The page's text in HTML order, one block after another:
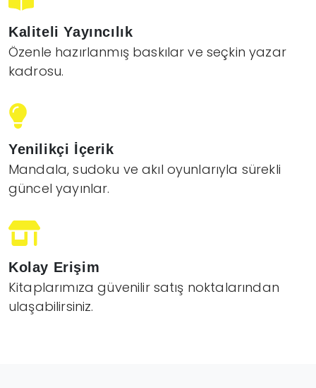
Kaliteli Yayıncılık
Özenle hazırlanmış baskılar ve seçkin yazar
kadrosu.
Yenilikçi İçerik
Mandala, sudoku ve akıl oyunlarıyla sürekli
güncel yayınlar.
Kolay Erişim
Kitaplarımıza güvenilir satış noktalarından
ulaşabilirsiniz.